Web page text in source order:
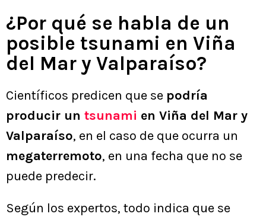
¿Por qué se habla de un
posible tsunami en Viña
del Mar y Valparaíso?
Científicos predicen que se podría
producir un tsunami en Viña del Mar y
Valparaíso, en el caso de que ocurra un
megaterremoto, en una fecha que no se
puede predecir.
Según los expertos, todo indica que se